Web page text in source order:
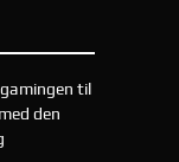
til
den